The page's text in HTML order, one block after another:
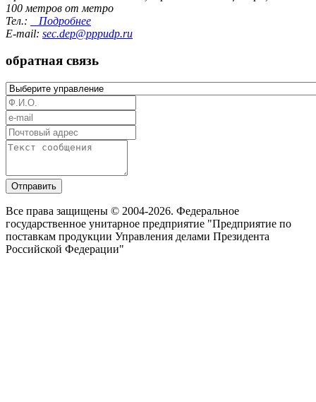
100 метров от метро
Тел.:
Подробнее
E-mail: sec.dep@pppudp.ru
обратная связь
Отправить
Все права защищены © 2004-2026. Федеральное
государственное унитарное предприятие "Предприятие по
поставкам продукции Управления делами Президента
Российской Федерации"